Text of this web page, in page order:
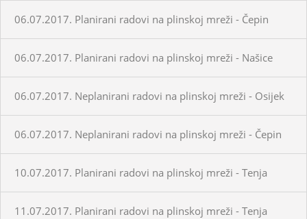
06.07.2017. Planirani radovi na plinskoj mreži - Čepin
06.07.2017. Planirani radovi na plinskoj mreži - Našice
06.07.2017. Neplanirani radovi na plinskoj mreži - Osijek
06.07.2017. Neplanirani radovi na plinskoj mreži - Čepin
10.07.2017. Planirani radovi na plinskoj mreži - Tenja
11.07.2017. Planirani radovi na plinskoj mreži - Tenja